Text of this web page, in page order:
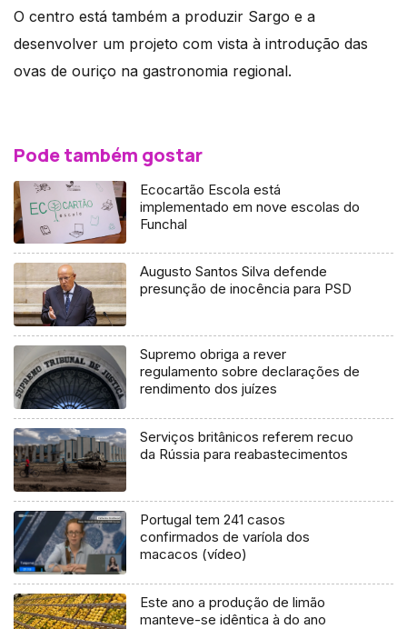
O centro está também a produzir Sargo e a
desenvolver um projeto com vista à introdução das
ovas de ouriço na gastronomia regional.
Pode também gostar
Ecocartão Escola está
implementado em nove escolas do
Funchal
Augusto Santos Silva defende
presunção de inocência para PSD
Supremo obriga a rever
regulamento sobre declarações de
rendimento dos juízes
Serviços britânicos referem recuo
da Rússia para reabastecimentos
Portugal tem 241 casos
confirmados de varíola dos
macacos (vídeo)
Este ano a produção de limão
manteve-se idêntica à do ano